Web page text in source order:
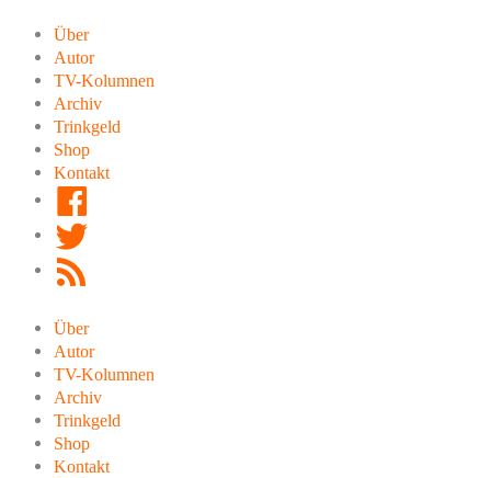
Inhalt
springen
Über
Autor
TV-Kolumnen
Archiv
Trinkgeld
Shop
Kontakt
Über
Autor
TV-Kolumnen
Archiv
Trinkgeld
Shop
Kontakt